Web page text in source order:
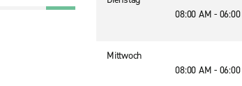
08:00 AM -
Mittwoch
08:00 AM -